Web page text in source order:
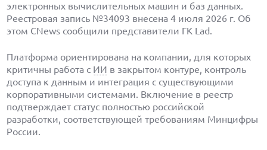
электронных вычислительных машин и баз данных.
Реестровая запись №34093 внесена 4 июля 2026 г. Об
этом CNews сообщили представители ГК Lad.
Платформа ориентирована на компании, для которых
критичны работа с ИИ в закрытом контуре, контроль
доступа к данным и интеграция с существующими
корпоративными системами. Включение в реестр
подтверждает статус полностью российской
разработки, соответствующей требованиям Минцифры
России.